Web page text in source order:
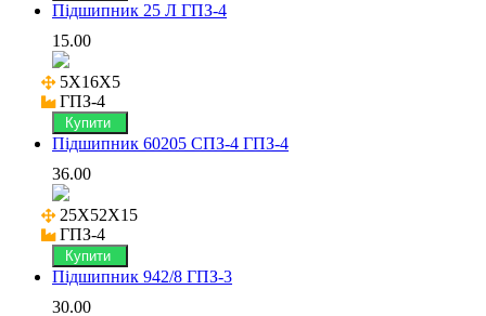
Підшипник 25 Л ГПЗ-4
15.00
5X16X5
ГПЗ-4
Купити
Підшипник 60205 СПЗ-4 ГПЗ-4
36.00
25X52X15
ГПЗ-4
Купити
Підшипник 942/8 ГПЗ-3
30.00